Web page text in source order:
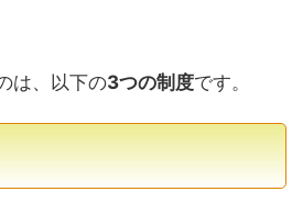
は、以下の3つの制度です。